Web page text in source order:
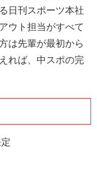
日刊スポーツ本社
ウト担当がすべて
は先輩が最初から
れば、中スポの完